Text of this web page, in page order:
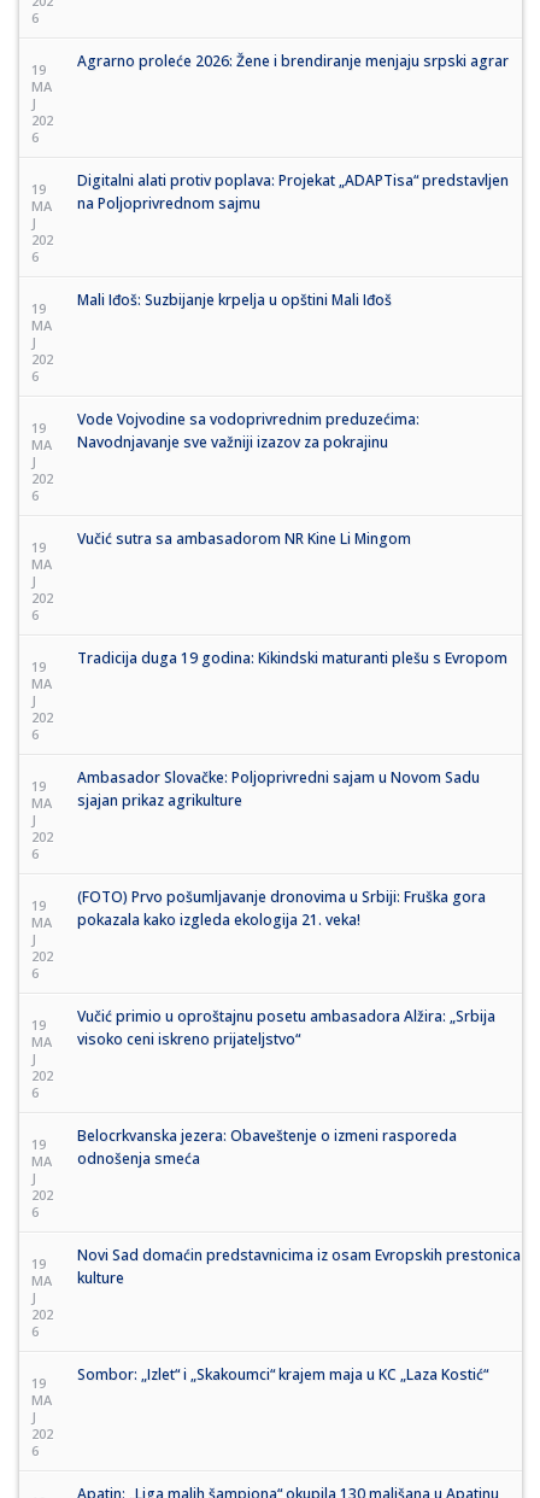
6
19
MA
J
202
6
Agrarno proleće 2026: Žene i brendiranje menjaju srpski agrar
19
MA
J
202
6
Digitalni alati protiv poplava: Projekat „ADAPTisa“ predstavljen
na Poljoprivrednom sajmu
19
MA
J
202
6
Mali Iđoš: Suzbijanje krpelja u opštini Mali Iđoš
19
MA
J
202
6
Vode Vojvodine sa vodoprivrednim preduzećima:
Navodnjavanje sve važniji izazov za pokrajinu
19
MA
J
202
6
Vučić sutra sa ambasadorom NR Kine Li Mingom
19
MA
J
202
6
Tradicija duga 19 godina: Kikindski maturanti plešu s Evropom
19
MA
J
202
6
Ambasador Slovačke: Poljoprivredni sajam u Novom Sadu
sjajan prikaz agrikulture
19
MA
J
202
6
(FOTO) Prvo pošumljavanje dronovima u Srbiji: Fruška gora
pokazala kako izgleda ekologija 21. veka!
19
MA
J
202
6
Vučić primio u oproštajnu posetu ambasadora Alžira: „Srbija
visoko ceni iskreno prijateljstvo“
19
MA
J
202
6
Belocrkvanska jezera: Obaveštenje o izmeni rasporeda
odnošenja smeća
19
MA
J
202
6
Novi Sad domaćin predstavnicima iz osam Evropskih prestonica
kulture
19
MA
J
202
6
Sombor: „Izlet“ i „Skakoumci“ krajem maja u KC „Laza Kostić“
Apatin: „Liga malih šampiona“ okupila 130 mališana u Apatinu